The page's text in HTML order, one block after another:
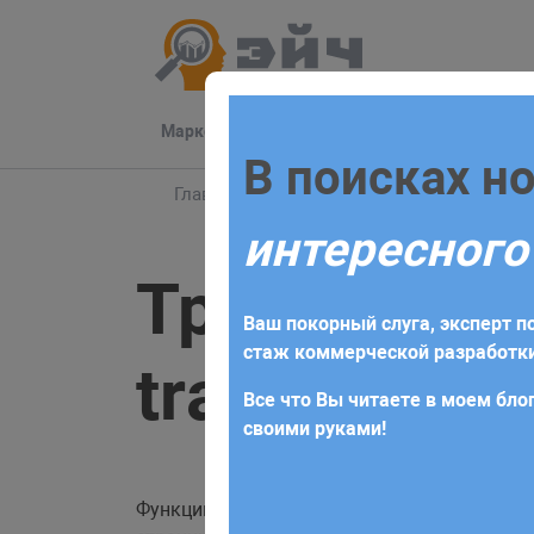
Маркетинг
Главная Блог html Трансформация,
transform
Функции CSS-трансформации позволяют
Заполните
Для начала сотрудничества
получите коммерческое
требований и поставленных
В поисках
Ваш покорный слуга, эксперт
стаж коммерческой
Все что Вы читаете в моем
своими руками!